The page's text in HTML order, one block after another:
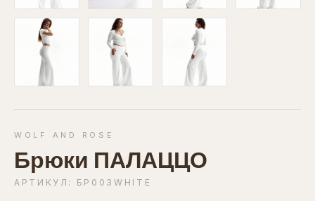
WOLF AND ROSE
Брюки ПАЛАЦЦО
АРТИКУЛ: БР003WHITE